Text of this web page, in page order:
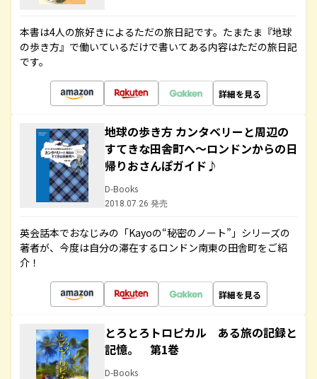
本書は4人の旅好きによるただの旅日記です。たまたま『地球
の歩き方』で働いているだけで書いてある内容はただの旅日記
です。
詳細を見る
地球の歩き方 カンタベリーと周辺の
すてきな田舎町へ～ロンドンからの日
帰りおさんぽガイド♪
D-Books
2018.07.26 発売
英会話本でおなじみの「Kayoの“秘密のノート”」シリーズの
著者が、今度は自分の滞在するロンドン南東の田舎町をご紹
介！
詳細を見る
とろとろトロピカル ある旅の記録と
記憶。 第1巻
D-Books